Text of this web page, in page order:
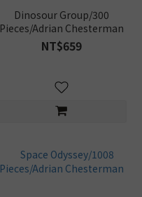
Dinosour Group/300
Pieces/Adrian Chesterman
NT$659